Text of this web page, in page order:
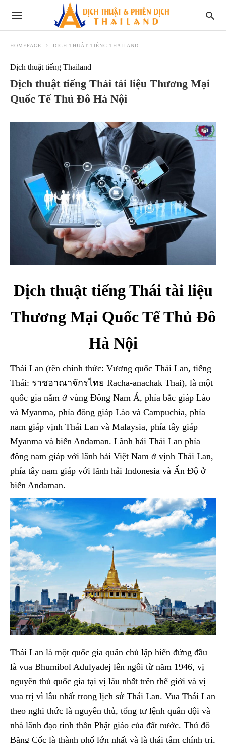
HOMEPAGE DỊCH THUẬT TIẾNG THAILAND
Dịch thuật tiếng Thailand
Dịch thuật tiếng Thái tài liệu Thương Mại
Quốc Tế Thủ Đô Hà Nội
Dịch thuật tiếng Thái tài liệu
Thương Mại Quốc Tế Thủ Đô
Hà Nội
Thái Lan (tên chính thức: Vương quốc Thái Lan, tiếng
Thái: ราชอาณาจักรไทย Racha-anachak Thai), là một
quốc gia nằm ở vùng Đông Nam Á, phía bắc giáp Lào
và Myanma, phía đông giáp Lào và Campuchia, phía
nam giáp vịnh Thái Lan và Malaysia, phía tây giáp
Myanma và biển Andaman. Lãnh hải Thái Lan phía
đông nam giáp với lãnh hải Việt Nam ở vịnh Thái Lan,
phía tây nam giáp với lãnh hải Indonesia và Ấn Độ ở
biển Andaman.
Thái Lan là một quốc gia quân chủ lập hiến đứng đầu
là vua Bhumibol Adulyadej lên ngôi từ năm 1946, vị
nguyên thủ quốc gia tại vị lâu nhất trên thế giới và vị
vua trị vì lâu nhất trong lịch sử Thái Lan. Vua Thái Lan
theo nghi thức là nguyên thủ, tổng tư lệnh quân đội và
nhà lãnh đạo tinh thần Phật giáo của đất nước. Thủ đô
Băng Cốc là thành phố lớn nhất và là thái tâm chính trị,